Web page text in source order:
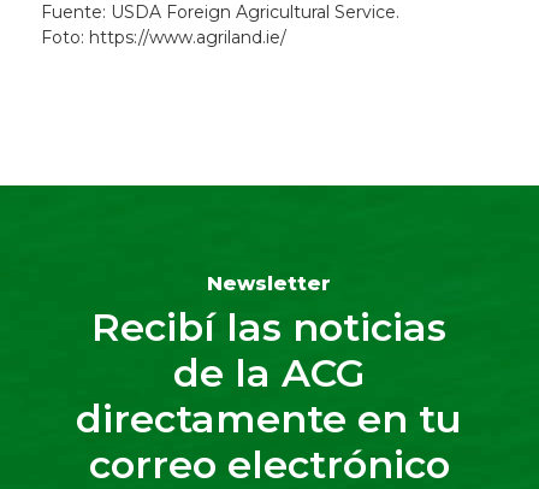
Fuente: USDA Foreign Agricultural Service.
Foto: https://www.agriland.ie/
Newsletter
Recibí las noticias
de la ACG
directamente en tu
correo electrónico